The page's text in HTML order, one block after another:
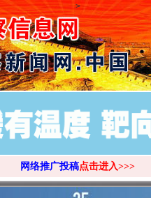
>
网络推广投稿点击进入>>>